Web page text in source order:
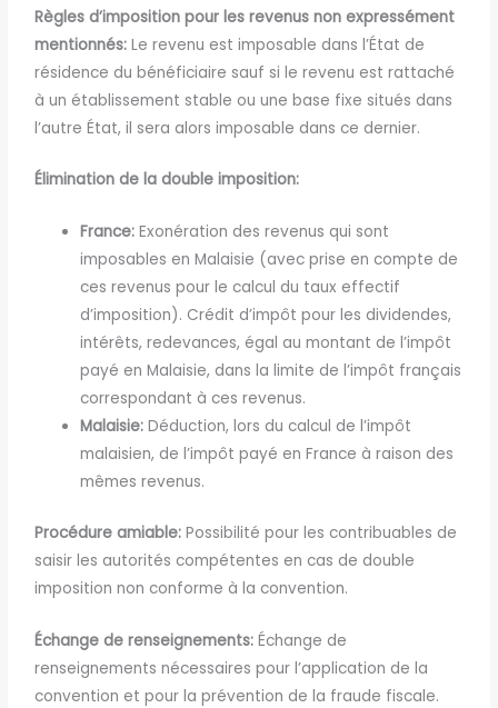
Règles d’imposition pour les revenus non expressément
mentionnés: Le revenu est imposable dans l’État de
résidence du bénéficiaire sauf si le revenu est rattaché
à un établissement stable ou une base fixe situés dans
l’autre État, il sera alors imposable dans ce dernier.
Élimination de la double imposition:
France: Exonération des revenus qui sont
imposables en Malaisie (avec prise en compte de
ces revenus pour le calcul du taux effectif
d’imposition). Crédit d’impôt pour les dividendes,
intérêts, redevances, égal au montant de l’impôt
payé en Malaisie, dans la limite de l’impôt français
correspondant à ces revenus.
Malaisie: Déduction, lors du calcul de l’impôt
malaisien, de l’impôt payé en France à raison des
mêmes revenus.
Procédure amiable: Possibilité pour les contribuables de
saisir les autorités compétentes en cas de double
imposition non conforme à la convention.
Échange de renseignements: Échange de
renseignements nécessaires pour l’application de la
convention et pour la prévention de la fraude fiscale.